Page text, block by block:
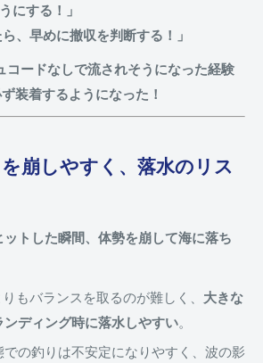
にする！」
ら、早めに撤収を判断する！」
コードなしで流されそうになった経験
装着するようになった！
崩しやすく、落水のリス
トした瞬間、体勢を崩して海に落ち
もバランスを取るのが難しく、 大きな
ディング時に落水しやすい。
の釣りは不安定になりやすく、波の影